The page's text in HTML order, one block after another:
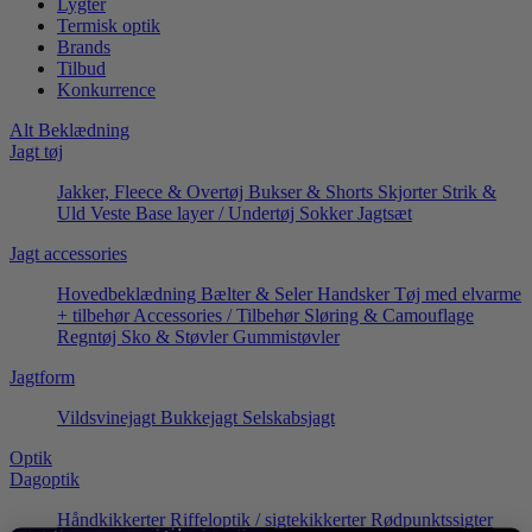
Termisk optik
Brands
Tilbud
Konkurrence
Alt Beklædning
Jagt tøj
Jakker, Fleece & Overtøj Bukser & Shorts Skjorter Strik &
Uld Veste Base layer / Undertøj Sokker Jagtsæt
Jagt accessories
Hovedbeklædning Bælter & Seler Handsker Tøj med elvarme
+ tilbehør Accessories / Tilbehør Sløring & Camouflage
Regntøj Sko & Støvler Gummistøvler
Jagtform
Vildsvinejagt Bukkejagt Selskabsjagt
Optik
Dagoptik
Håndkikkerter Riffeloptik / sigtekikkerter Rødpunktssigter